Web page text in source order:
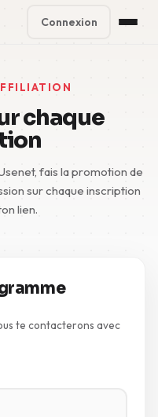
Connexion
chaque
fais la promotion de
sur chaque inscription
lien.
te contacterons avec